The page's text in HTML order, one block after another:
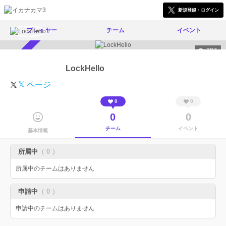
新規登録・ログイン
プレイヤー チーム イベント
297
LockHello
𝕏 ページ
基本情報
0
0
チーム
0
0
イベント
所属中 （ 0 ）
所属中のチームはありません
申請中 （ 0 ）
申請中のチームはありません